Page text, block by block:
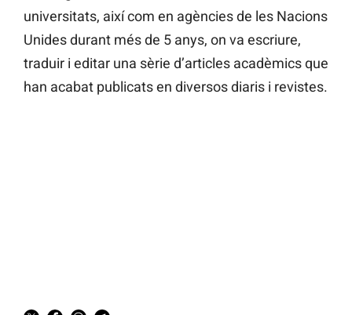
universitats, així com en agències de les Nacions
Unides durant més de 5 anys, on va escriure,
traduir i editar una sèrie d’articles acadèmics que
han acabat publicats en diversos diaris i revistes.